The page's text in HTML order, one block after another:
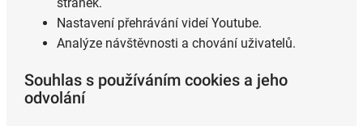
Nastavení přehrávání videí Youtube.
Analýze návštěvnosti a chování uživatelů.
Souhlas s používáním cookies a jeho
odvolání